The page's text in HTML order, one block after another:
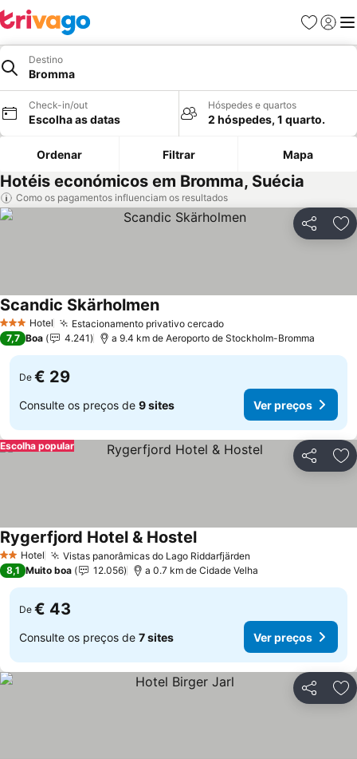
Favoritos
Iniciar
Destino
Bromma
Check-in/out
Escolha as datas
Hóspedes e quartos
2 hóspedes, 1 quarto.
Ordenar Filtrar Mapa
Hotéis económicos em Bromma, Suécia
Como os pagamentos influenciam os resultados
Partilhar
3 EstrelasHotel Estacionamento privativo cercadoVer preços
Scandic SkärholmenVer preços
7,7 Boa 4.241 a 9.4 km de Aeroporto de Stockholm-Bromma
De € 29
Consulte os preços de 9 sites Ver preços
Partilhar
Escolha popular
2 Estrelas
Hotel Vistas panorâmicas do Lago Riddarfjärden
Rygerfjord Hotel & HostelVer preços
8,1 Muito boa 12.056 a 0.7 km de Cidade Velha
De € 43
Consulte os preços de 7 sites Ver preços
Partilhar